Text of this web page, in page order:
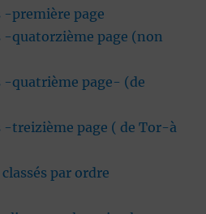
première page
-quatorzième page (non
-quatrième page- (de
-treizième page ( de Tor-à
par ordre